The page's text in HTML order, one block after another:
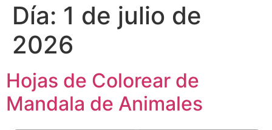
Día: 1 de julio de
2026
Hojas de Colorear de
Mandala de Animales